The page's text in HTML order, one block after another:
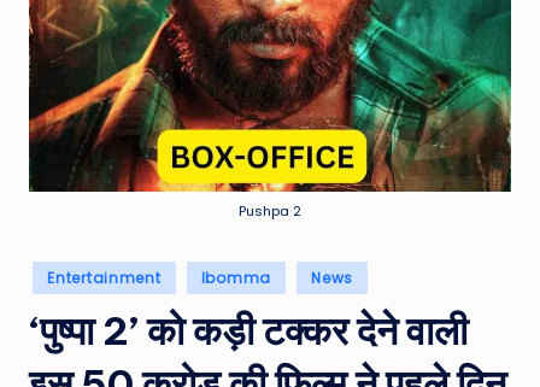
e
a
t
h
er
e
c
h
Pushpa 2
Posted
in
Entertainment Ibomma News
‘पुष्पा 2’ को कड़ी टक्कर देने वाली